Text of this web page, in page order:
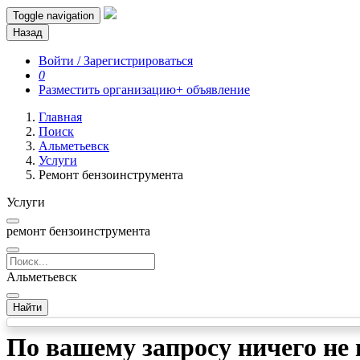
Toggle navigation
Назад
Войти / Зарегистрироваться
0
Разместить организацию+ объявление
Главная
Поиск
Альметьевск
Услуги
Ремонт бензоинструмента
Услуги
ремонт бензоинструмента
Альметьевск
Найти
По вашему запросу ничего не